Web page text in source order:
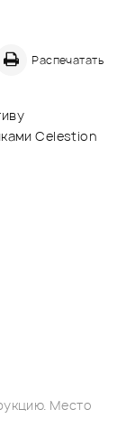
Распечатать
Celestion
Место